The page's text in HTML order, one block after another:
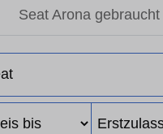
Seat Arona